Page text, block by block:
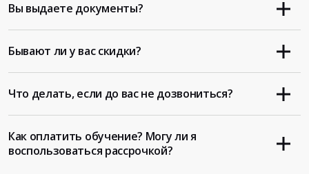
Вы выдаете документы?
Бывают ли у вас скидки?
Что делать, если до вас не дозвониться?
Как оплатить обучение? Могу ли я
воспользоваться рассрочкой?